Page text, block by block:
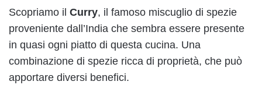
Scopriamo il Curry, il famoso miscuglio di spezie
proveniente dall’India che sembra essere presente
in quasi ogni piatto di questa cucina. Una
combinazione di spezie ricca di proprietà, che può
apportare diversi benefici.